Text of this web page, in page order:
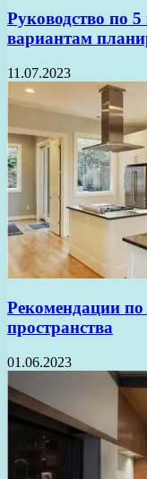
Руководство по
вариантам
11.07.2023
Рекомендации по
пространства
01.06.2023